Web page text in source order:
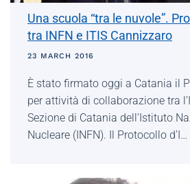
Una scuola “tra le nuvole”.
tra INFN e ITIS Cannizzaro
23 MARCH 2016
È stato firmato oggi a Catania il
per attività di collaborazione tra
Sezione di Catania dell’Istituto
Nucleare (INFN). Il Protocollo d’I…